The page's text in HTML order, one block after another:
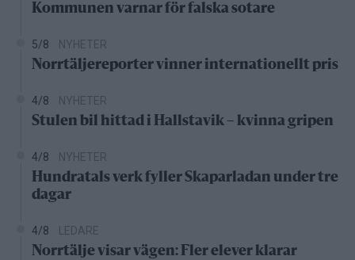
Kommunen varnar för falska sotare
5/8 NYHETER
Norrtäljereporter vinner internationellt pris
4/8 NYHETER
Stulen bil hittad i Hallstavik – kvinna gripen
4/8 NYHETER
Hundratals verk fyller Skaparladan under tre
dagar
4/8 LEDARE
Norrtälje visar vägen: Fler elever klarar